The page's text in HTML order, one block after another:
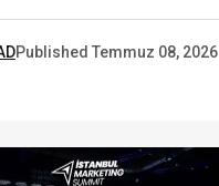
Published Temmuz 08, 2026